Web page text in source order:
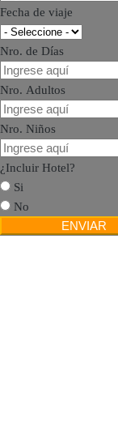
Fecha de viaje
Nro. de Días
Nro. Adultos
Nro. Niños
¿Incluir Hotel?
Si
No
ENVIAR